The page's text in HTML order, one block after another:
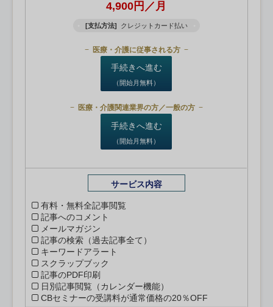
4,900円／月
[支払方法] クレジットカード払い
医療・介護に従事される方
手続きへ進む
（開始月無料）
医療・介護関連業界の方／一般の方
手続きへ進む
（開始月無料）
サービス内容
有料・無料全記事閲覧
記事へのコメント
メールマガジン
記事の検索（過去記事全て）
キーワードアラート
スクラップブック
記事のPDF印刷
日別記事閲覧（カレンダー機能）
CBセミナーの受講料が通常価格の20％OFF